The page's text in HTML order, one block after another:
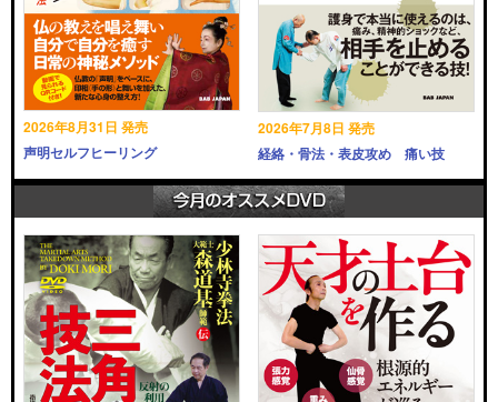
2026年8月31日 発売
声明セルフヒーリング
2026年7月8日 発売
経絡・骨法・表皮攻め 痛い技